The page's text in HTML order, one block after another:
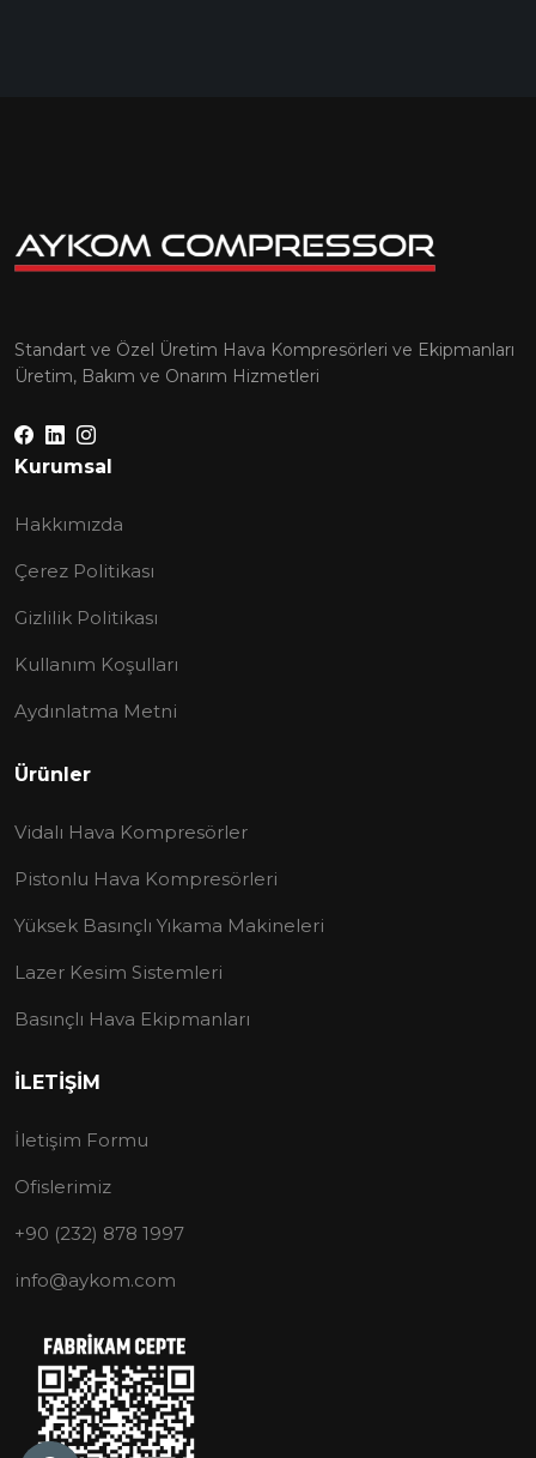
Standart ve Özel Üretim Hava Kompresörleri ve Ekipmanları
Üretim, Bakım ve Onarım Hizmetleri
Kurumsal
Hakkımızda
Çerez Politikası
Gizlilik Politikası
Kullanım Koşulları
Aydınlatma Metni
Ürünler
Vidalı Hava Kompresörler
Pistonlu Hava Kompresörleri
Yüksek Basınçlı Yıkama Makineleri
Lazer Kesim Sistemleri
Basınçlı Hava Ekipmanları
İLETİŞİM
İletişim Formu
Ofislerimiz
+90 (232) 878 1997
info@aykom.com